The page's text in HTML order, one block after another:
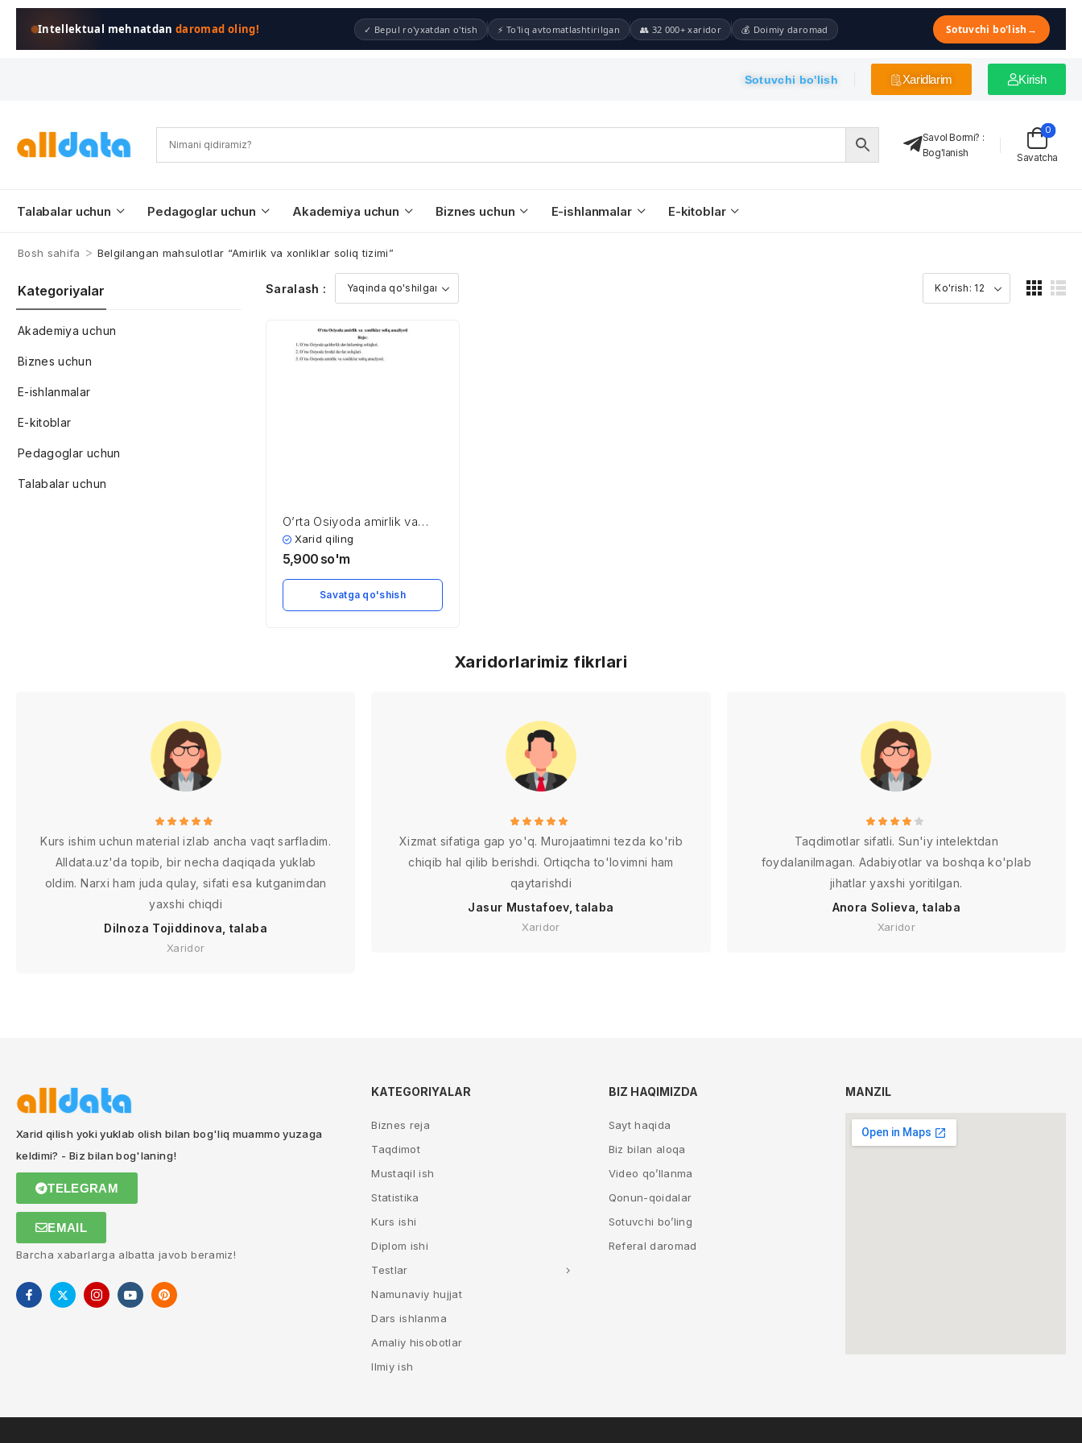
Intellektual mehnatdandaromad oling! ✓ Bepul ro'yxatdan o'tish ⚡ To'liq avtomatlashtirilgan 👥 32 000+ xaridor 💰 Doimiy daromad Sotuvchi bo'lish →
Sotuvchi bo'lish Xaridlarim Kirish
Savol Bormi? :
Bog'lanish
Savatcha
0
Talabalar uchun Pedagoglar uchun Akademiya uchun Biznes uchun E-ishlanmalar E-kitoblar
Bosh sahifa > Belgilangan mahsulotlar “Amirlik va xonliklar soliq tizimi”
Kategoriyalar
Akademiya uchun
Biznes uchun
E-ishlanmalar
E-kitoblar
Pedagoglar uchun
Talabalar uchun
Saralash :
O’rta Osiyoda amirlik va
xonliklar soliq amaliyoti
Xarid qiling
5,900 so'm
Savatga qo'shish
Xaridorlarimiz fikrlari
Kurs ishim uchun material izlab ancha vaqt sarfladim.
Alldata.uz'da topib, bir necha daqiqada yuklab
oldim. Narxi ham juda qulay, sifati esa kutganimdan
yaxshi chiqdi
Dilnoza Tojiddinova, talaba
Xaridor
Xizmat sifatiga gap yo'q. Murojaatimni tezda ko'rib
chiqib hal qilib berishdi. Ortiqcha to'lovimni ham
qaytarishdi
Jasur Mustafoev, talaba
Xaridor
Taqdimotlar sifatli. Sun'iy intelektdan
foydalanilmagan. Adabiyotlar va boshqa ko'plab
jihatlar yaxshi yoritilgan.
Anora Solieva, talaba
Xaridor
Xarid qilish yoki yuklab olish bilan bog'liq muammo yuzaga
keldimi? - Biz bilan bog'laning!
TELEGRAM
EMAIL
Barcha xabarlarga albatta javob beramiz!
KATEGORIYALAR
Biznes reja
Taqdimot
Mustaqil ish
Statistika
Kurs ishi
Diplom ishi
Testlar
Namunaviy hujjat
Dars ishlanma
Amaliy hisobotlar
Ilmiy ish
BIZ HAQIMIZDA
Sayt haqida
Biz bilan aloqa
Video qo’llanma
Qonun-qoidalar
Sotuvchi bo’ling
Referal daromad
MANZIL